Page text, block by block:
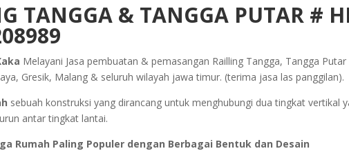
TANGGA & TANGGA PUTAR #
Melayani Jasa pembuatan & pemasangan Railling Tangga, Tangga
Gresik, Malang & seluruh wilayah jawa timur. (terima jasa las panggilan).
sebuah konstruksi yang dirancang untuk menghubungi dua tingkat vertikal
antar tingkat lantai.
Rumah Paling Populer dengan Berbagai Bentuk dan Desain